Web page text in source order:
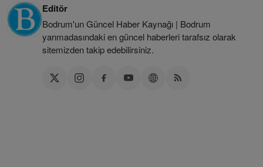
Editör
Bodrum'un Güncel Haber Kaynağı | Bodrum
yarımadasındaki en güncel haberleri tarafsız olarak
sitemizden takip edebilirsiniz.